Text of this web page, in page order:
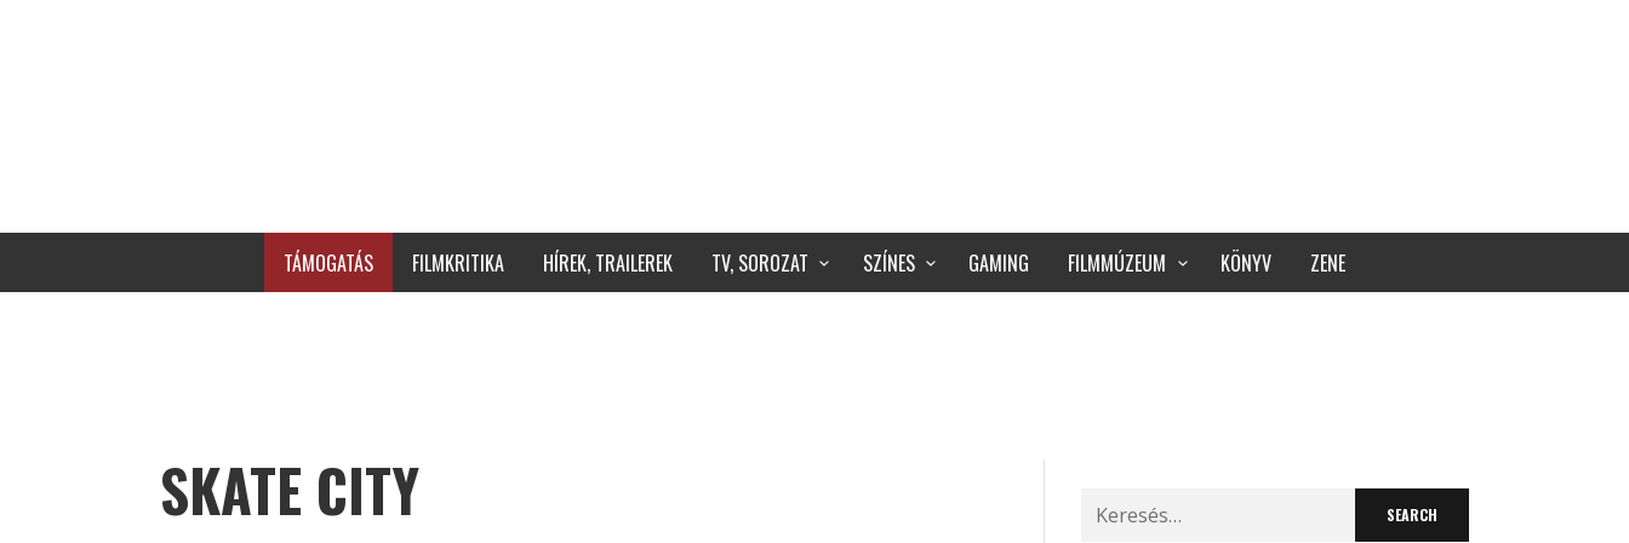
TÁMOGATÁS FILMKRITIKA HÍREK, TRAILEREK TV, SOROZAT SZÍNES GAMING FILMMÚZEUM KÖNYV ZENE
SKATE CITY
Search
for: